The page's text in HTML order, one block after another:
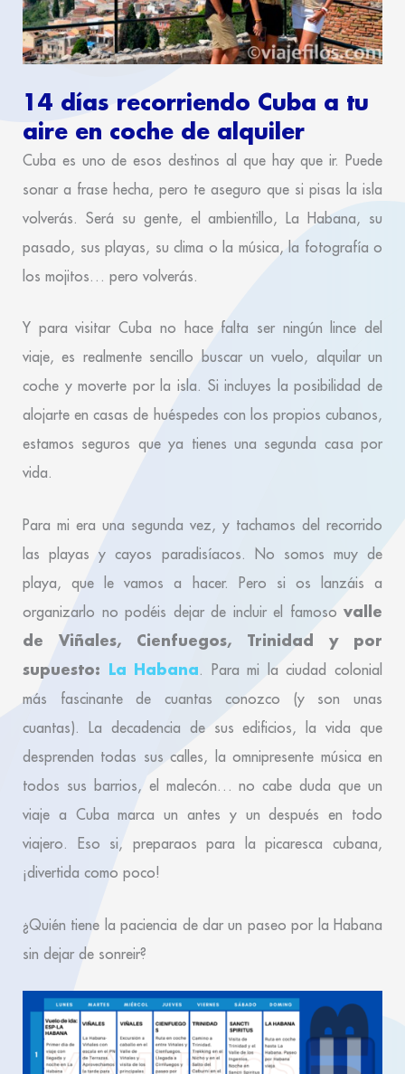
14 días recorriendo Cuba a tu
aire en coche de alquiler
Cuba es uno de esos destinos al que hay que ir. Puede
sonar a frase hecha, pero te aseguro que si pisas la isla
volverás. Será su gente, el ambientillo, La Habana, su
pasado, sus playas, su clima o la música, la fotografía o
los mojitos… pero volverás.
Y para visitar Cuba no hace falta ser ningún lince del
viaje, es realmente sencillo buscar un vuelo, alquilar un
coche y moverte por la isla. Si incluyes la posibilidad de
alojarte en casas de huéspedes con los propios cubanos,
estamos seguros que ya tienes una segunda casa por
vida.
Para mi era una segunda vez, y tachamos del recorrido
las playas y cayos paradisíacos. No somos muy de
playa, que le vamos a hacer. Pero si os lanzáis a
organizarlo no podéis dejar de incluir el famoso valle
de Viñales, Cienfuegos, Trinidad y por
supuesto: La Habana. Para mi la ciudad colonial
más fascinante de cuantas conozco (y son unas
cuantas). La decadencia de sus edificios, la vida que
desprenden todas sus calles, la omnipresente música en
todos sus barrios, el malecón… no cabe duda que un
viaje a Cuba marca un antes y un después en todo
viajero. Eso si, preparaos para la picaresca cubana,
¡divertida como poco!
¿Quién tiene la paciencia de dar un paseo por la Habana
sin dejar de sonreir?